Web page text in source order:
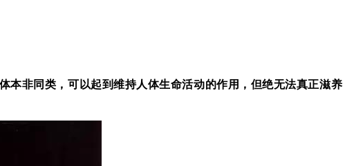
本非同类，可以起到维持人体生命活动的作用，但绝无法真正滋养